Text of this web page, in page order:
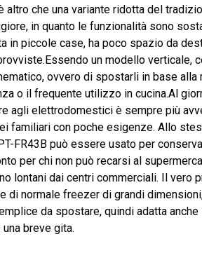
altro che una variante ridotta del
in quanto le funzionalità sono
in piccole case, ha poco spazio da
un modello verticale,
ovvero di spostarli in base
o il frequente utilizzo in cucina.Al
agli elettrodomestici è sempre più
familiari con poche esigenze. Allo
FR43B può essere usato per
per chi non può recarsi al
lontani dai centri commerciali. Il vero
di normale freezer di grandi
da spostare, quindi adatta
breve gita.